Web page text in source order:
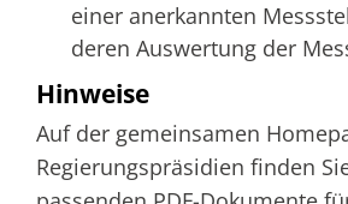
einer anerkannten
deren Auswertung der
Hinweise
Auf der gemeinsamen
Regierungspräsidien finden